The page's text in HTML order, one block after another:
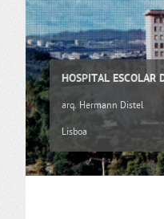
HOSPITAL ESCOLAR
arq. Hermann Distel
Lisboa